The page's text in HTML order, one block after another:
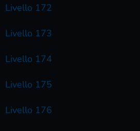
Livello 172
Livello 173
Livello 174
Livello 175
Livello 176